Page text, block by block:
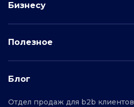
Проверка водителя
Бизнесу
Проверка по отраслям
Полезное
О проекте
Персональные данные
Блог
Отдел продаж для b2b клиентов